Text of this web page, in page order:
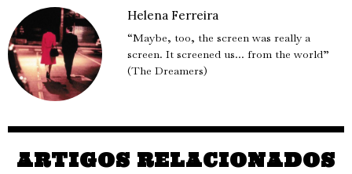
Helena Ferreira
“Maybe, too, the screen was really a
screen. It screened us... from the world”
(The Dreamers)
ARTIGOS RELACIONADOS